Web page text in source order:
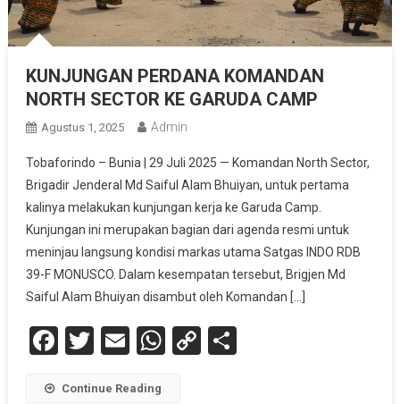
KUNJUNGAN PERDANA KOMANDAN
NORTH SECTOR KE GARUDA CAMP
Agustus 1, 2025 Admin
Tobaforindo – Bunia | 29 Juli 2025 — Komandan North Sector,
Brigadir Jenderal Md Saiful Alam Bhuiyan, untuk pertama
kalinya melakukan kunjungan kerja ke Garuda Camp.
Kunjungan ini merupakan bagian dari agenda resmi untuk
meninjau langsung kondisi markas utama Satgas INDO RDB
39-F MONUSCO. Dalam kesempatan tersebut, Brigjen Md
Saiful Alam Bhuiyan disambut oleh Komandan […]
Facebook
Twitter
EmailWhatsApp
CopyShare
Continue Reading